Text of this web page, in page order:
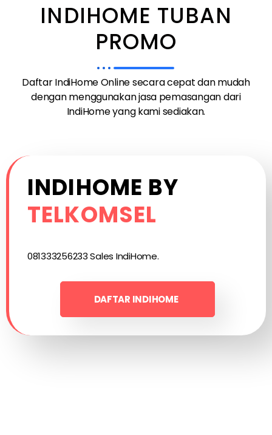
INDIHOME TUBAN
PROMO
Daftar IndiHome Online secara cepat dan mudah
dengan menggunakan jasa pemasangan dari
IndiHome yang kami sediakan.
INDIHOME BY
TELKOMSEL
081333256233 Sales IndiHome.
DAFTAR INDIHOME